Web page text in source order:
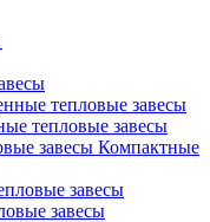
тепловые завесы
Компактные
завесы